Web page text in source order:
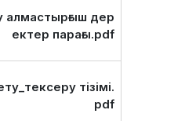
дер
ектер парағы.pdf
тізімі.
pdf